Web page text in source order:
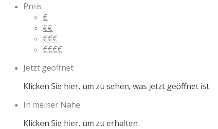
Preis
€
€€
€€€
€€€€
Jetzt geöffnet
Klicken Sie hier, um zu sehen, was jetzt geöffnet ist.
In meiner Nähe
Klicken Sie hier, um zu erhalten